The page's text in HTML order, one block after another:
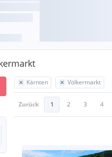
Kärnten Völkermarkt
Zurück 1 2 3 4